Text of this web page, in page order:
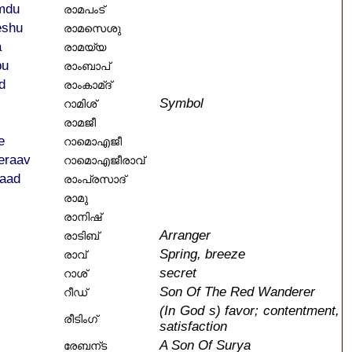
രാമപംട്
രാമസെശു
രാമയ്യ
രാംബാപ്
രാംകാമ്ദ്
റാമിശ്
Symbol
രാമജീ
റാമൊഎജീ
റാമൊഎജീരാവ്
രാംപ്രസാദ്
രാമു
രാനിഷ്
രാടിബ്
Arranger
രാവ് Spring, breeze
റാശ് secret
റീഡ് Son Of The Red Wanderer
രീടിംഗ്
(In God s) favor; contentment,
satisfaction
രേബന്ട A Son Of Surya